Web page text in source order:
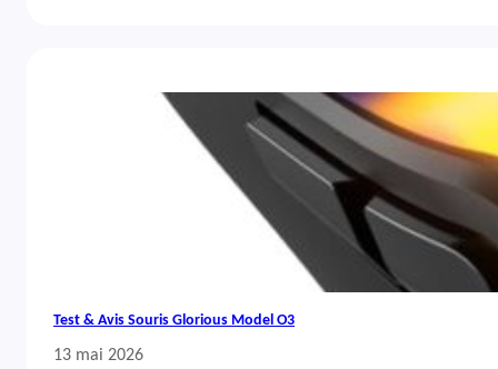
Test & Avis Souris Glorious Model O3
13 mai 2026